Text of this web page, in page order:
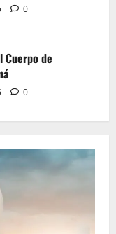
0
Cuerpo de
0